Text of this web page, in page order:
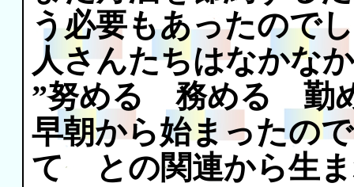
う必要もあったの
人さんたちはなかな
”努める 務める 勤
早朝から始まった
て との関連から生